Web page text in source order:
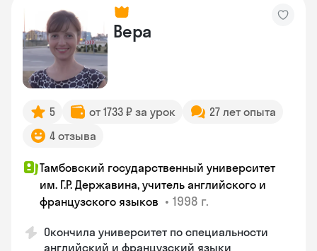
Вера
5 от 1733 ₽ за урок
27 лет опыта
4 отзыва
Тамбовский государственный университет
им. Г.Р. Державина, учитель английского и
французского языков • 1998 г.
Окончила университет по специальности
английский и французский языки